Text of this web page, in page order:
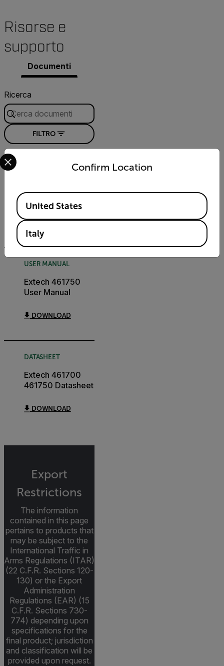
Risorse e
supporto
Documenti
Ricerca
FILTRO
DOWNLOAD
USER MANUAL
Extech 461750
User Manual
DOWNLOAD
DATASHEET
Extech 461700
461750 Datasheet
DOWNLOAD
Export
Restrictions
The information
contained in this page
pertains to products that
may be subject to the
International Traffic in
Arms Regulations (ITAR)
(22 C.F.R. Sections 120-
130) or the Export
Administration
Regulations (EAR) (15
C.F.R. Sections 730-
774) depending upon
specifications for the
final product; jurisdiction
and classification will be
provided upon request.
Confirm Location
Select your preferred country and language from the
Available Locations
United States
Italy